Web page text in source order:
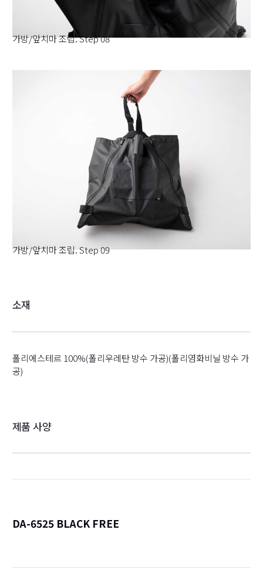
가방/앞치마 조립. Step 08
가방/앞치마 조립. Step 09
소재
폴리에스테르 100%(폴리우레탄 방수 가공)(폴리염화비닐 방수 가
공)
제품 사양
DA-6525 BLACK FREE